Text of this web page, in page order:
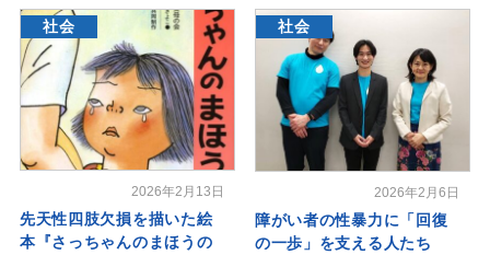
社会
2026年2月13日
先天性四肢欠損を描いた絵
本『さっちゃんのまほうの
社会
2026年2月6日
障がい者の性暴力に「回復
の一歩」を支える人たち